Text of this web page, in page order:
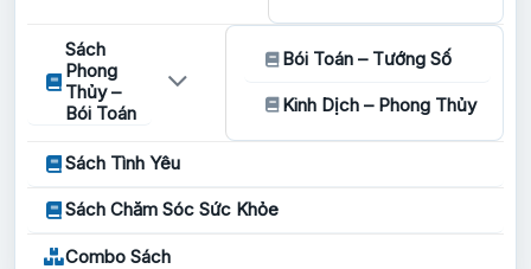
Sách
Phong
Thủy –
Bói Toán
Bói Toán – Tướng Số
Kinh Dịch – Phong Thủy
Sách Tình Yêu
Sách Chăm Sóc Sức Khỏe
Combo Sách